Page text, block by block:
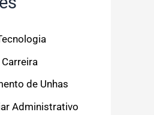
de Unhas
Administrativo